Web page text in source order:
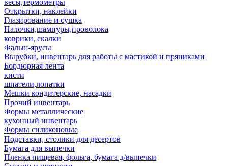
весы,термометры
Открытки, наклейки
Глазирование и сушка
Палочки,шампуры,проволока
коврики, скалки
Фальш-ярусы
Вырубки, инвентарь для работы с мастикой и пряниками
Бордюрная лента
кисти
шпатели,лопатки
Мешки кондитерские, насадки
Прочий инвентарь
Формы металлические
кухонный инвентарь
Формы силиконовые
Подставки, столики для десертов
Бумага для выпечки
Пленка пищевая, фольга, бумага д/выпечки